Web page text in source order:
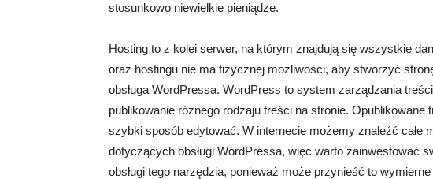
stosunkowo niewielkie pieniądze.
Hosting to z kolei serwer, na którym znajdują się wszystkie
oraz hostingu nie ma fizycznej możliwości, aby stworzyć
obsługa WordPressa. WordPress to system zarządzania
publikowanie różnego rodzaju treści na stronie. Opublikowane
szybki sposób edytować. W internecie możemy znaleźć całe
dotyczących obsługi WordPressa, więc warto zainwestować
obsługi tego narzędzia, ponieważ może przynieść to